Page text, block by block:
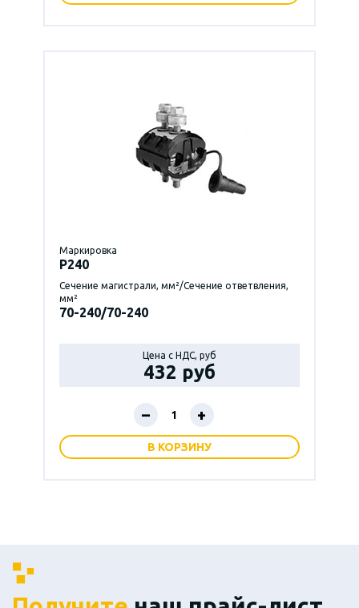
Маркировка
P240
Сечение магистрали, мм²/Сечение ответвления,
мм²
70-240/70-240
Цена с НДС, руб
432 руб
– +
В КОРЗИНУ